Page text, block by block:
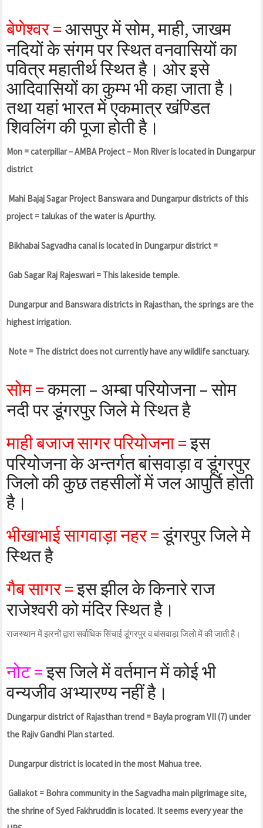
बेणेश्वर =आसपुर में सोम, माही, जाखम
नदियों के संगम पर स्थित वनवासियों का
पवित्र महातीर्थ स्थित है। ओर इसे
आदिवासियों का कुम्भ भी कहा जाता है।
तथा यहां भारत में एकमात्र खंण्डित
शिवलिंग की पूजा होती है।
Mon = caterpillar – AMBA Project – Mon River is located in Dungarpur
district
Mahi Bajaj Sagar Project Banswara and Dungarpur districts of this
project = talukas of the water is Apurthy.
Bikhabai Sagvadha canal is located in Dungarpur district =
Gab Sagar Raj Rajeswari = This lakeside temple.
Dungarpur and Banswara districts in Rajasthan, the springs are the
highest irrigation.
Note = The district does not currently have any wildlife sanctuary.
सोम =कमला – अम्बा परियोजना – सोम
नदी पर डूंगरपुर जिले मे स्थित है
माही बजाज सागर परियोजना =इस
परियोजना के अन्तर्गत बांसवाड़ा व डूंगरपुर
जिलो की कुछ तहसीलों में जल आपुर्ति होती
है।
भीखाभाई सागवाड़ा नहर =डूंगरपुर जिले मे
स्थित है
गैब सागर =इस झील के किनारे राज
राजेश्वरी को मंदिर स्थित है।
राजस्थान में झरनों द्वारा सर्वाधिक सिंचाई डूंगरपुर व बांसवाड़ा जिलो में की जाती है।
नोट =इस जिले में वर्तमान में कोई भी
वन्यजीव अभ्यारण्य नहीं है।
Dungarpur district of Rajasthan trend = Bayla program VII (7) under
the Rajiv Gandhi Plan started.
Dungarpur district is located in the most Mahua tree.
Galiakot = Bohra community in the Sagvadha main pilgrimage site,
the shrine of Syed Fakhruddin is located. It seems every year the